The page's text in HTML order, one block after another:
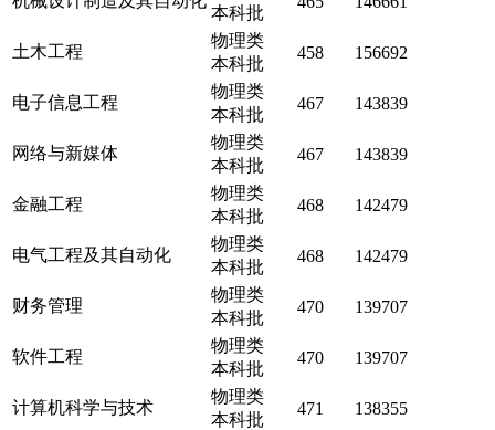
本科批
土木工程
物理类
本科批
458 156692
电子信息工程
物理类
本科批
467 143839
网络与新媒体
物理类
本科批
467 143839
金融工程
物理类
本科批
468 142479
电气工程及其自动化
物理类
本科批
468 142479
财务管理
物理类
本科批
470 139707
软件工程
物理类
本科批
470 139707
计算机科学与技术
物理类
本科批
471 138355